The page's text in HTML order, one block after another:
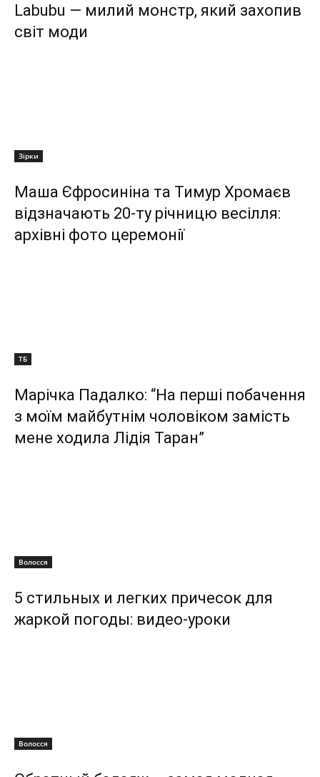
Labubu — милий монстр, який захопив
світ моди
Зірки
Маша Єфросиніна та Тимур Хромаєв
відзначають 20-ту річницю весілля:
архівні фото церемонії
ТБ
Марічка Падалко: “На перші побачення
з моїм майбутнім чоловіком замість
мене ходила Лідія Таран”
Волосся
5 стильных и легких причесок для
жаркой погоды: видео-уроки
Волосся